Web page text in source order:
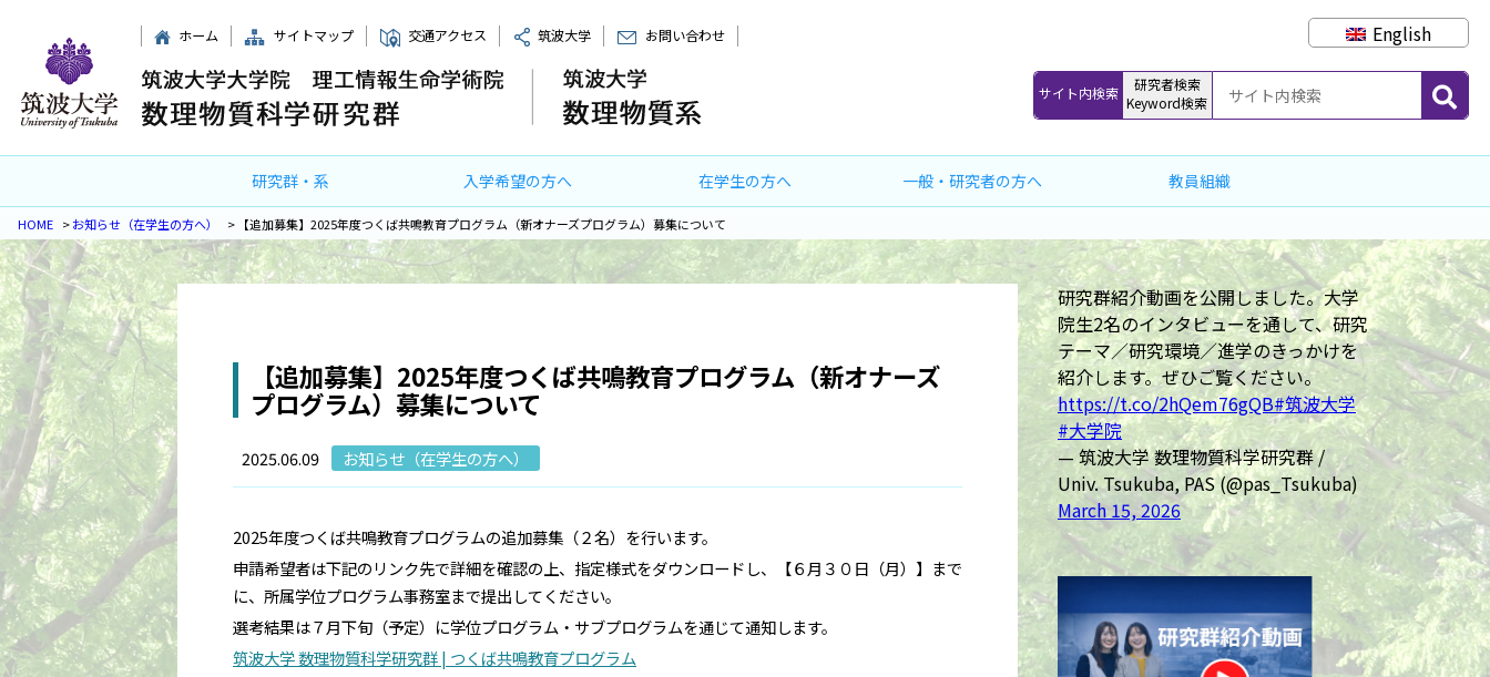
ホーム サイトマップ 交通アクセス 筑波大学 お問い合わせ English
サイト内検索
研究者検索
Keyword検索
研究群・系 入学希望の方へ 在学生の方へ 一般・研究者の方へ 教員組織
HOME >お知らせ（在学生の方へ） > 【追加募集】2025年度つくば共鳴教育プログラム（新オナーズプログラム）募集について
【追加募集】2025年度つくば共鳴教育プログラム（新オナーズ
プログラム）募集について
2025.06.09 お知らせ（在学生の方へ）
2025年度つくば共鳴教育プログラムの追加募集（２名）を行います。
申請希望者は下記のリンク先で詳細を確認の上、指定様式をダウンロードし、【６月３０日（月）】まで
に、所属学位プログラム事務室まで提出してください。
選考結果は７月下旬（予定）に学位プログラム・サブプログラムを通じて通知します。
筑波大学 数理物質科学研究群 | つくば共鳴教育プログラム
研究群紹介動画を公開しました。大学
院生2名のインタビューを通して、研究
テーマ／研究環境／進学のきっかけを
紹介します。ぜひご覧ください。
https://t.co/2hQem76gQB#筑波大学
#大学院
— 筑波大学 数理物質科学研究群 /
Univ. Tsukuba, PAS (@pas_Tsukuba)
March 15, 2026